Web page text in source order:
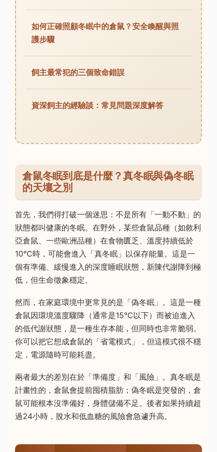
如何正確照顧冬眠中的倉鼠？安全喚醒與照
護步驟
飼主最常犯的三個致命錯誤
資深飼主的經驗談：常見問題深度解答
倉鼠冬眠到底是什麼？真冬眠與偽冬眠
的天壤之別
首先，我們得打破一個迷思：不是所有「一動不動」的
狀態都叫健康的冬眠。在野外，某些倉鼠品種（如敘利
亞倉鼠、一些歐洲品種）在食物匱乏、溫度持續低於
10°C時，可能會進入「真冬眠」以保存能量。這是一
個有準備、緩慢進入的深度睡眠狀態，新陳代謝降到極
低，但生命徵象穩定。
然而，在家庭環境中更常見的是「偽冬眠」。這是一種
倉鼠因環境溫度驟降（通常是15°C以下）而被迫進入
的低代謝狀態，是一種生存本能，但同時也非常脆弱。
你可以把它想成倉鼠的「省電模式」，但這模式很不穩
定，電源隨時可能耗盡。
兩者最大的差別在於「準備度」和「風險」。真冬眠是
計畫性的，倉鼠會提前囤積脂肪；偽冬眠是突發的，倉
鼠可能根本沒準備好，身體儲備不足。後者如果持續超
過24小時，脫水和低血糖的風險會急遽升高。